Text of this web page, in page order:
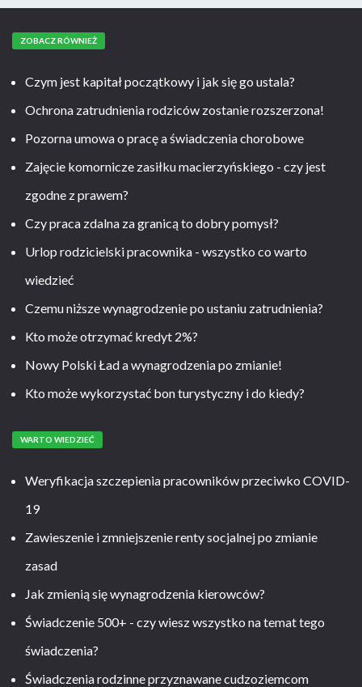
ZOBACZ RÓWNIEŻ
Czym jest kapitał początkowy i jak się go ustala?
Ochrona zatrudnienia rodziców zostanie rozszerzona!
Pozorna umowa o pracę a świadczenia chorobowe
Zajęcie komornicze zasiłku macierzyńskiego - czy jest
zgodne z prawem?
Czy praca zdalna za granicą to dobry pomysł?
Urlop rodzicielski pracownika - wszystko co warto
wiedzieć
Czemu niższe wynagrodzenie po ustaniu zatrudnienia?
Kto może otrzymać kredyt 2%?
Nowy Polski Ład a wynagrodzenia po zmianie!
Kto może wykorzystać bon turystyczny i do kiedy?
WARTO WIEDZIEĆ
Weryfikacja szczepienia pracowników przeciwko COVID-
19
Zawieszenie i zmniejszenie renty socjalnej po zmianie
zasad
Jak zmienią się wynagrodzenia kierowców?
Świadczenie 500+ - czy wiesz wszystko na temat tego
świadczenia?
Świadczenia rodzinne przyznawane cudzoziemcom